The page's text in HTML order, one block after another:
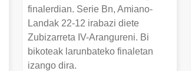
finalerdian. Serie Bn, Amiano-
Landak 22-12 irabazi diete
Zubizarreta IV-Arangureni. Bi
bikoteak larunbateko finaletan
izango dira.